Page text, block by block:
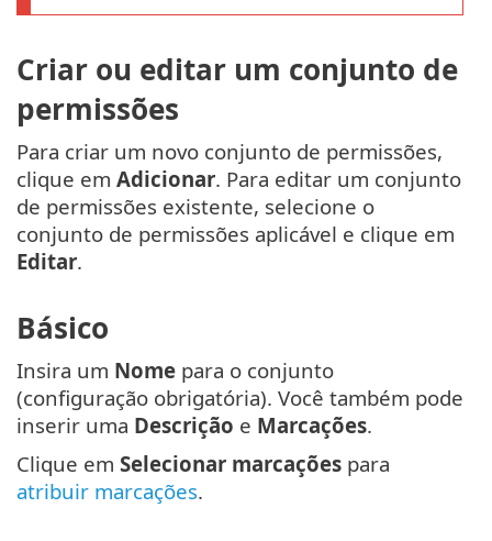
Criar ou editar um conjunto de
permissões
Para criar um novo conjunto de permissões,
clique em Adicionar. Para editar um conjunto
de permissões existente, selecione o
conjunto de permissões aplicável e clique em
Editar.
Básico
Insira um Nome para o conjunto
(configuração obrigatória). Você também pode
inserir uma Descrição e Marcações.
Clique em Selecionar marcações para
atribuir marcações.